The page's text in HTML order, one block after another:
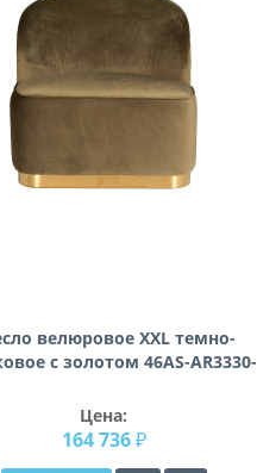
велюровое XXL темно-
с золотом 46AS-AR3330-
Цена:
164 736 ₽